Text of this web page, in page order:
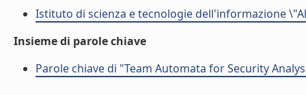
Istituto di scienza e tecnologie dell'informazione
Insieme di parole chiave
Parole chiave di "Team Automata for Security